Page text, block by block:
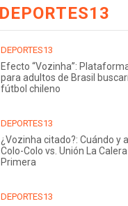
DEPORTES13
Efecto “Vozinha”:
para adultos de Brasil
fútbol chileno
DEPORTES13
¿Vozinha citado?: Cuándo y
Colo-Colo vs. Unión La
Primera
DEPORTES13